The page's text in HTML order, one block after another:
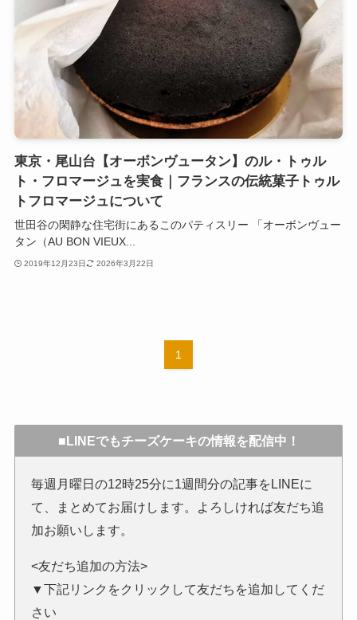
東京・尾山台【オーボンヴュータン】のル・トゥル
ト・フロマージュを実食｜フランスの伝統菓子トゥル
トフロマージュについて
世田谷の閑静な住宅街にあるこのパティスリー 「オーボンヴュー
タン（AU BON VIEUX...
2019年12月23日 2026年3月22日
1
■LINEでもチーズケーキの情報を配信中！
毎週月曜日の12時25分に1週間分の記事をLINEに
て、まとめてお届けします。よろしければ友だち追
加お願いします。
<友だち追加の方法>
▼下記リンクをクリックして友だちを追加してくだ
さい